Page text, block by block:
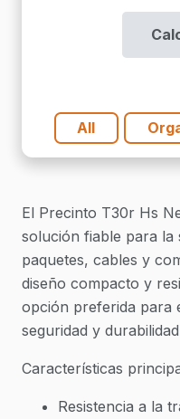
All
El Precinto T30r Hs
solución fiable para la
paquetes, cables y
diseño compacto y
opción preferida para
seguridad y
Características
Resistencia a la